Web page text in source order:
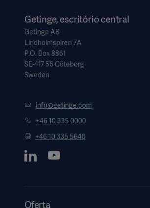
Getinge, escritório central
Getinge AB
Lindholmspiren 7A
P.O. Box 8861
SE-417 56 Göteborg
Sweden
info@getinge.com
+46 10 335 0000
+46 10 335 5640
Oferta